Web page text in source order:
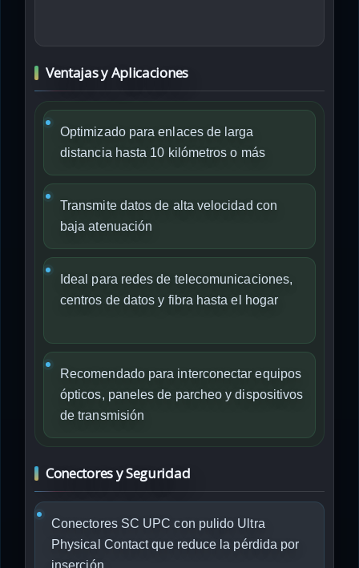
Ventajas y Aplicaciones
Optimizado para enlaces de larga
distancia hasta 10 kilómetros o más
Transmite datos de alta velocidad con
baja atenuación
Ideal para redes de telecomunicaciones,
centros de datos y fibra hasta el hogar
Recomendado para interconectar equipos
ópticos, paneles de parcheo y dispositivos
de transmisión
Conectores y Seguridad
Conectores SC UPC con pulido Ultra
Physical Contact que reduce la pérdida por
inserción